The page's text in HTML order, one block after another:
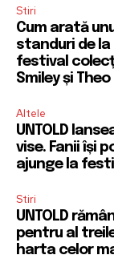
Stiri
Cum arată
standuri de la
festival
Smiley și Theo
Altele
UNTOLD
vise. Fanii își
ajunge la
Stiri
UNTOLD
pentru al
harta celor